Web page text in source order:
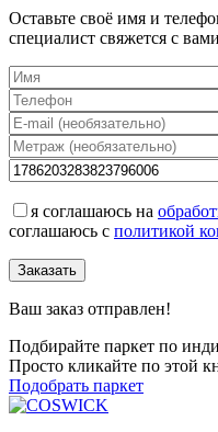
Оставьте своё имя и
специалист свяжется с вами
я соглашаюсь на
соглашаюсь с политикой
Заказать
Ваш заказ отправлен!
Подбирайте паркет по
Просто кликайте по этой
Подобрать паркет